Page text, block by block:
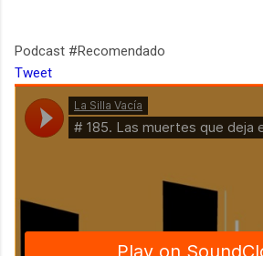
Podcast #Recomendado
Tweet